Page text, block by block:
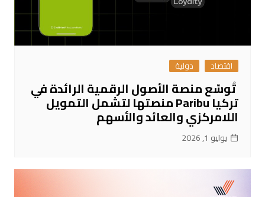
اقتصاد دولية
تُوسّع منصة الأصول الرقمية الرائدة في
تركيا Paribu منصتها لتشمل التمويل
اللامركزي والعائد والأسهم
يوليو 1, 2026